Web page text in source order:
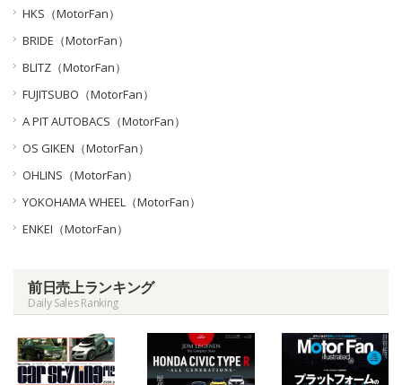
HKS（MotorFan）
BRIDE（MotorFan）
BLITZ（MotorFan）
FUJITSUBO（MotorFan）
A PIT AUTOBACS（MotorFan）
OS GIKEN（MotorFan）
OHLINS（MotorFan）
YOKOHAMA WHEEL（MotorFan）
ENKEI（MotorFan）
前日売上ランキング
Daily Sales Ranking